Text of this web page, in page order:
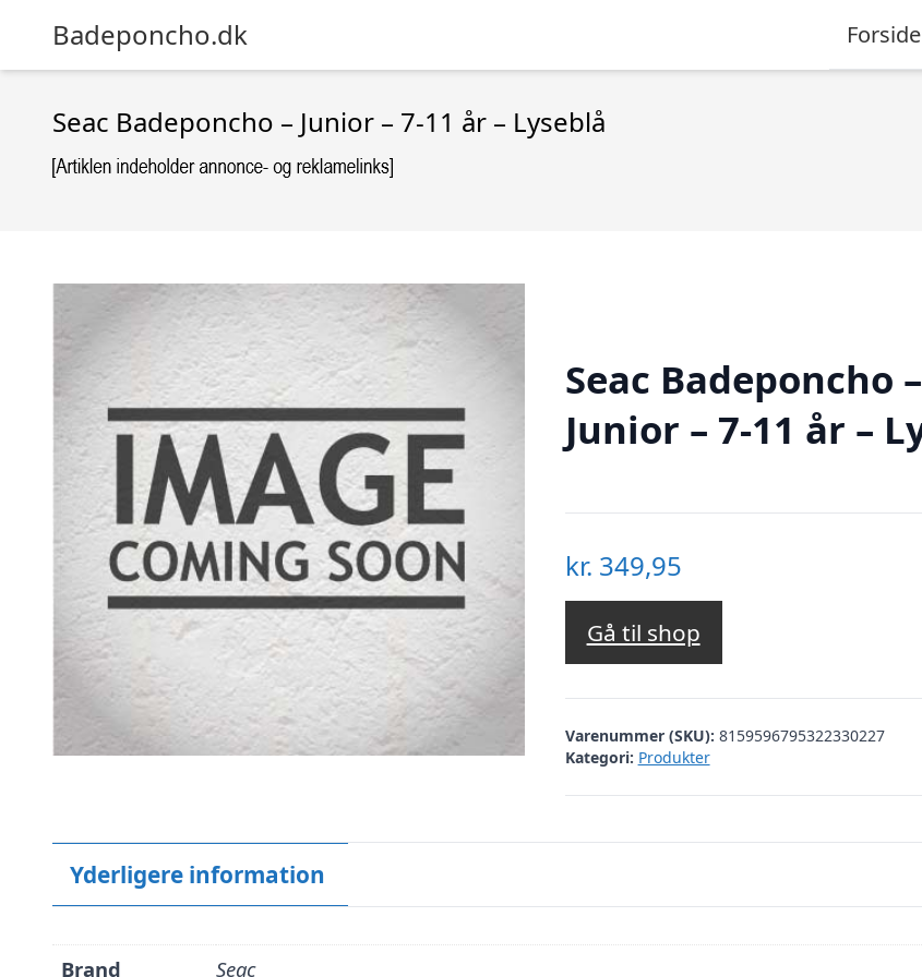
Badeponcho.dk Forside
Seac Badeponcho – Junior – 7-11 år – Lyseblå
Seac Badeponcho –
Junior – 7-11 år –
kr. 349,95
Gå til shop
Varenummer (SKU): 8159596795322330227
Kategori: Produkter
Yderligere information
Brand Seac